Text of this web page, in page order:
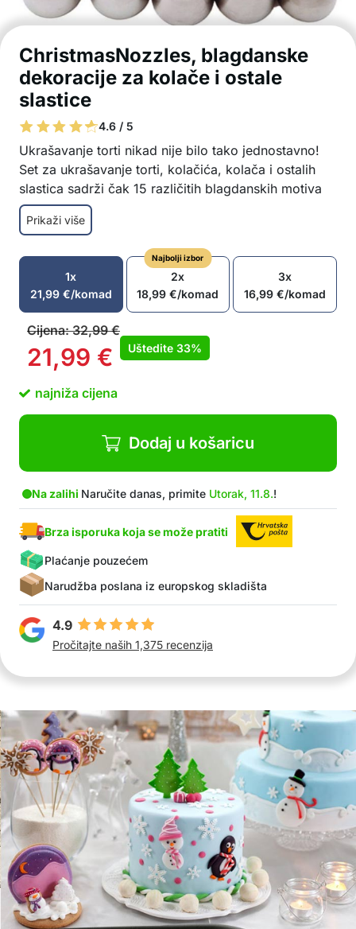
ChristmasNozzles, blagdanske
dekoracije za kolače i ostale
slastice
4.6 / 5
Ukrašavanje torti nikad nije bilo tako jednostavno!
Set za ukrašavanje torti, kolačića, kolača i ostalih
slastica sadrži čak 15 različitih blagdanskih motiva
koji će uljepšati i ukrasiti vaše slastice!
Ukrašavanje torti, kolačića, peciva…
15 blagdanskih motiva za ukrašavanje slastica
Jednostavno za korištenje
Za početnike i profesionalce
Sigurni materijali – odobreno od FDA
Upotreba Na vrećicu za punjenje postavite
nastavak
Prikaži više
1x
21,99 €/komad
Najbolji izbor
2x
18,99€/komad
3x
16,99€/komad
Cijena:32,99€
21,99 € Uštedite 33%
najniža cijena
Dodaj u košaricu
Na zalihi Naručite danas, primite Utorak, 11.8.!
Brza isporuka koja se može pratiti
Plaćanje pouzećem
Narudžba poslana iz europskog skladišta
4.9
Pročitajte naših 1,375 recenzija